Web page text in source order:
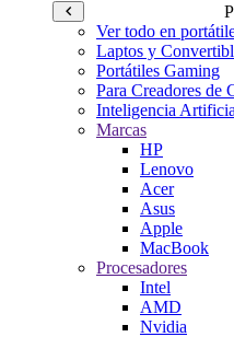
Ver todo en
Laptos y
Portátiles Gaming
Para Creadores de
Inteligencia
Marcas
HP
Lenovo
Acer
Asus
Apple
MacBook
Procesadores
Intel
AMD
Nvidia